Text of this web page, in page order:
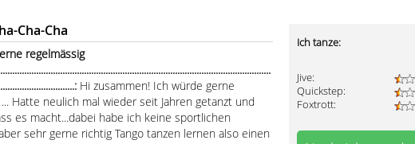
Cha-Cha
regelmässig
Hi zusammen! Ich würde gerne
Hatte neulich mal wieder seit Jahren getanzt und
es macht...dabei habe ich keine sportlichen
sehr gerne richtig Tango tanzen lernen also einen
Ich tanze:
Jive:
Quickstep:
Foxtrott: